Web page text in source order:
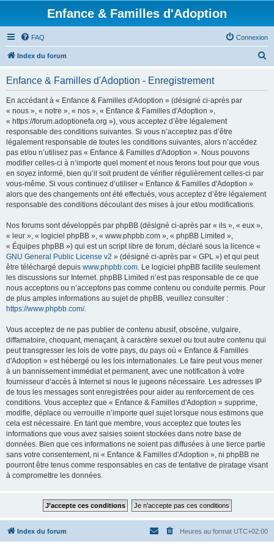
Enfance & Familles d'Adoption
FAQ Connexion
Index du forum
Enfance & Familles d'Adoption - Enregistrement
En accédant à « Enfance & Familles d'Adoption » (désigné ci-après par
« nous », « notre », « nos », « Enfance & Familles d'Adoption »,
« https://forum.adoptionefa.org »), vous acceptez d’être légalement
responsable des conditions suivantes. Si vous n’acceptez pas d’être
légalement responsable de toutes les conditions suivantes, alors n’accédez
pas et/ou n’utilisez pas « Enfance & Familles d'Adoption ». Nous pouvons
modifier celles-ci à n’importe quel moment et nous ferons tout pour que vous
en soyez informé, bien qu’il soit prudent de vérifier régulièrement celles-ci par
vous-même. Si vous continuez d’utiliser « Enfance & Familles d'Adoption »
alors que des changements ont été effectués, vous acceptez d’être légalement
responsable des conditions découlant des mises à jour et/ou modifications.
Nos forums sont développés par phpBB (désigné ci-après par « ils », « eux »,
« leur », « logiciel phpBB », « www.phpbb.com », « phpBB Limited »,
« Équipes phpBB ») qui est un script libre de forum, déclaré sous la licence «
GNU General Public License v2 » (désigné ci-après par « GPL ») et qui peut
être téléchargé depuis www.phpbb.com. Le logiciel phpBB facilite seulement
les discussions sur Internet. phpBB Limited n’est pas responsable de ce que
nous acceptons ou n’acceptons pas comme contenu ou conduite permis. Pour
de plus amples informations au sujet de phpBB, veuillez consulter :
https://www.phpbb.com/.
Vous acceptez de ne pas publier de contenu abusif, obscène, vulgaire,
diffamatoire, choquant, menaçant, à caractère sexuel ou tout autre contenu qui
peut transgresser les lois de votre pays, du pays où « Enfance & Familles
d'Adoption » est hébergé ou les lois internationales. Le faire peut vous mener
à un bannissement immédiat et permanent, avec une notification à votre
fournisseur d’accès à Internet si nous le jugeons nécessaire. Les adresses IP
de tous les messages sont enregistrées pour aider au renforcement de ces
conditions. Vous acceptez que « Enfance & Familles d'Adoption » supprime,
modifie, déplace ou verrouille n’importe quel sujet lorsque nous estimons que
cela est nécessaire. En tant que membre, vous acceptez que toutes les
informations que vous avez saisies soient stockées dans notre base de
données. Bien que ces informations ne soient pas diffusées à une tierce partie
sans votre consentement, ni « Enfance & Familles d'Adoption », ni phpBB ne
pourront être tenus comme responsables en cas de tentative de piratage visant
à compromettre les données.
Index du forum Heures au format UTC+02:00